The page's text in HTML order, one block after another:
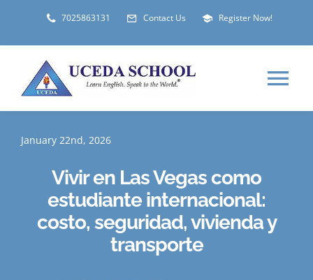
7025863131 Contact Us Register Now!
ABOUT
LOCATIONS
January 22nd, 2026
Vivir en Las Vegas como
estudiante internacional:
costo, seguridad, vivienda y
transporte